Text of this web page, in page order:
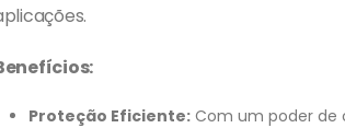
Proteção Eficiente:Com um poder de